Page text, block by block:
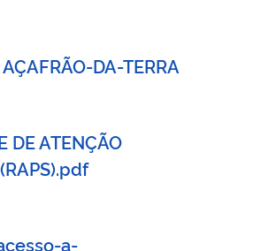
DA-TERRA
DE ATENÇÃO
a-